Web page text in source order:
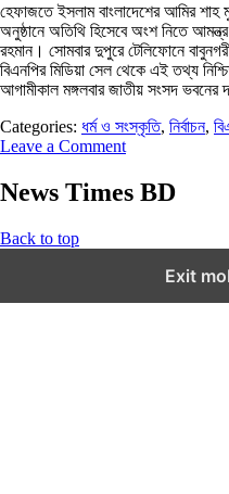
হেফাজতে ইসলাম বাংলাদেশের আমির শাহ
অনুষ্ঠানে অতিথি হিসেবে অংশ নিতে
রহমান। সোমবার দুপুরে টেলিফোনে
বিএনপির মিডিয়া সেল থেকে এই তথ্য
আগামীকাল মঙ্গলবার জাতীয় সংসদ ভবনের
Categories: ধর্ম ও সংস্কৃতি, নির্বাচন,
Leave a Comment
News Times BD
Back to top
Exit